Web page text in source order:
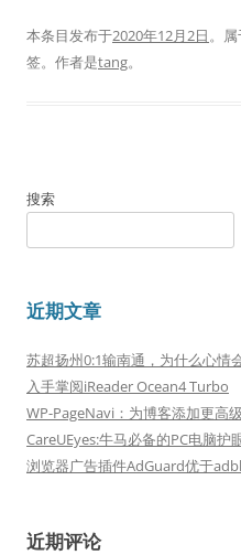
本条目发布于2020年12月2日。
签。 作者是tang。
搜索
近期文章
苏超扬州0:1输南通，为什么心情
入手掌阅iReader Ocean4 Turbo
WP-PageNavi：为博客添加更高
CareUEyes:牛马必备的PC电脑护
浏览器广告插件AdGuard优于
近期评论